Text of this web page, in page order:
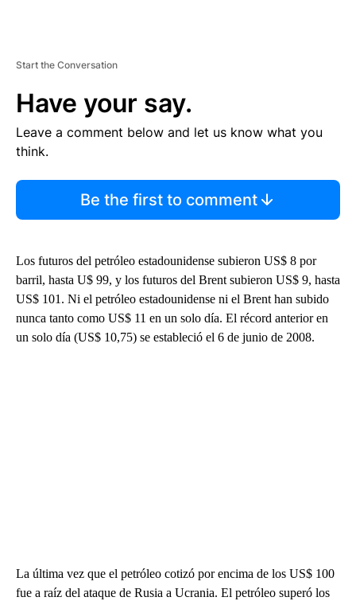
Start the Conversation
Have your say.
Leave a comment below and let us know what you
think.
Be the first to comment
Los futuros del petróleo estadounidense subieron US$ 8 por
barril, hasta U$ 99, y los futuros del Brent subieron US$ 9, hasta
US$ 101. Ni el petróleo estadounidense ni el Brent han subido
nunca tanto como US$ 11 en un solo día. El récord anterior en
un solo día (US$ 10,75) se estableció el 6 de junio de 2008.
La última vez que el petróleo cotizó por encima de los US$ 100
fue a raíz del ataque de Rusia a Ucrania. El petróleo superó los